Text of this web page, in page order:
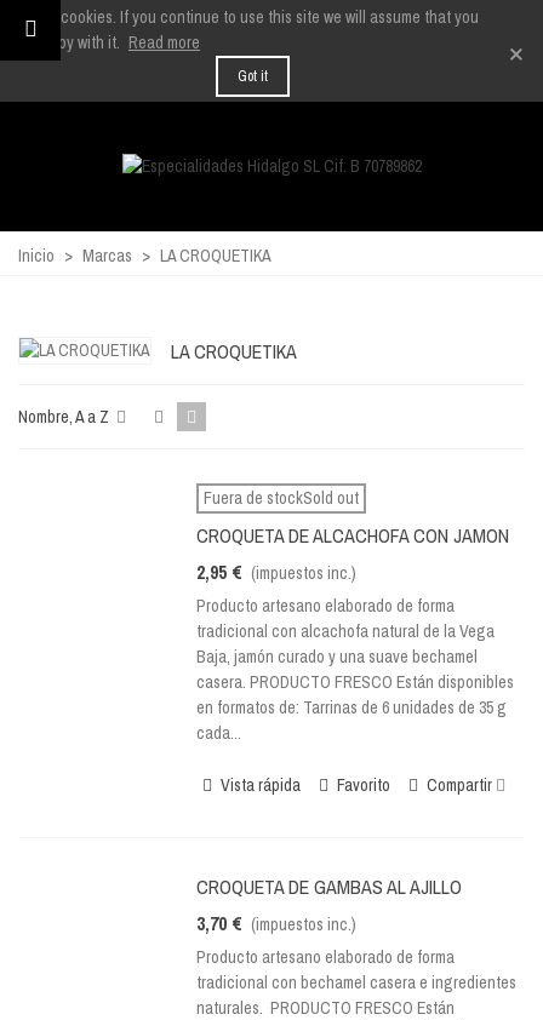
We use cookies. If you continue to use this site we will assume that you
are happy with it. Read more
Got it
×
Inicio > Marcas > LA CROQUETIKA
LA CROQUETIKA
Nombre, A a Z
Fuera de stockSold out
CROQUETA DE ALCACHOFA CON JAMON
2,95 € (impuestos inc.)
Producto artesano elaborado de forma
tradicional con alcachofa natural de la Vega
Baja, jamón curado y una suave bechamel
casera. PRODUCTO FRESCO Están disponibles
en formatos de: Tarrinas de 6 unidades de 35 g
cada...
Vista rápida Favorito Compartir
CROQUETA DE GAMBAS AL AJILLO
3,70 € (impuestos inc.)
Producto artesano elaborado de forma
tradicional con bechamel casera e ingredientes
naturales. PRODUCTO FRESCO Están